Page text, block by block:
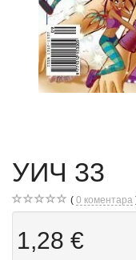
УИЧ 33
0 коментара
1,28 €